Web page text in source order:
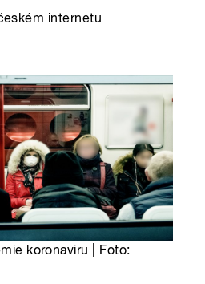
internetu
koronaviru | Foto: